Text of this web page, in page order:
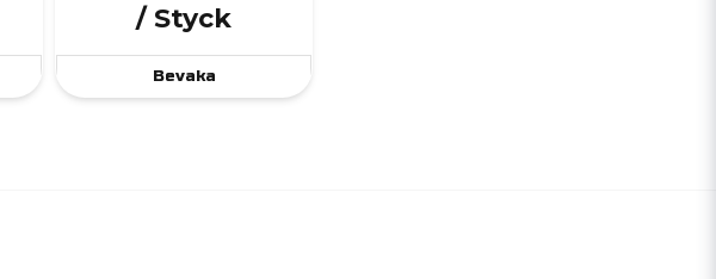
/ Styck
Bevaka